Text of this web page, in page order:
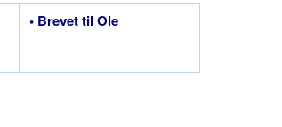
• Brevet til Ole